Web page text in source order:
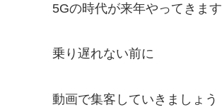
5Gの時代が来年やってきます
乗り遅れない前に
動画で集客していきましょう